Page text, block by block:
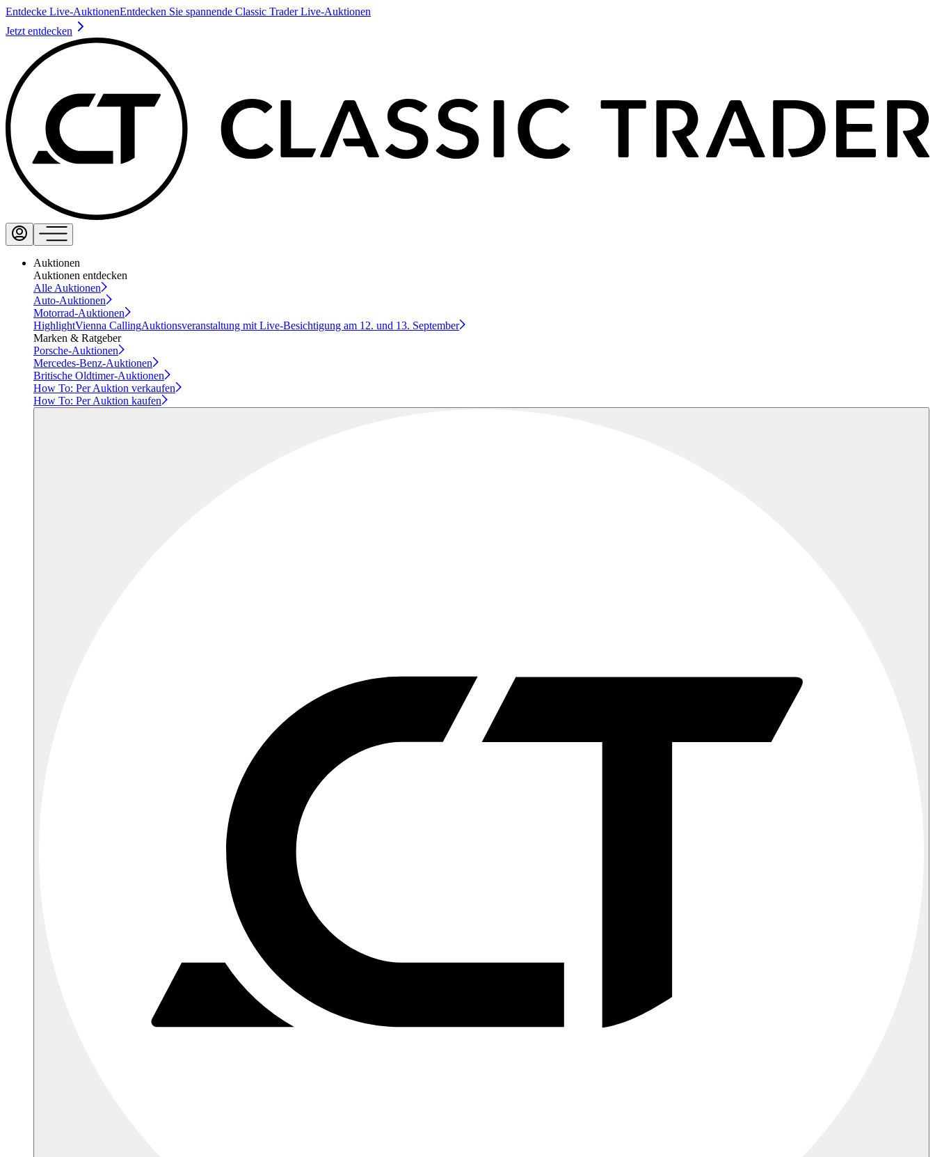
Entdecke Live-AuktionenEntdecken Sie spannende Classic Trader Live-Auktionen
Jetzt entdecken
Auktionen
Auktionen entdecken
Alle Auktionen
Auto-Auktionen
Motorrad-Auktionen
HighlightVienna CallingAuktionsveranstaltung mit Live-Besichtigung am 12. und 13. September
Marken & Ratgeber
Porsche-Auktionen
Mercedes-Benz-Auktionen
Britische Oldtimer-Auktionen
How To: Per Auktion verkaufen
How To: Per Auktion kaufen